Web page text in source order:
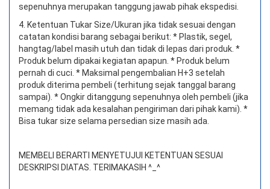
sepenuhnya merupakan tanggung jawab pihak ekspedisi.
4. Ketentuan Tukar Size/Ukuran jika tidak sesuai dengan
catatan kondisi barang sebagai berikut: * Plastik, segel,
hangtag/label masih utuh dan tidak di lepas dari produk. *
Produk belum dipakai kegiatan apapun. * Produk belum
pernah di cuci. * Maksimal pengembalian H+3 setelah
produk diterima pembeli (terhitung sejak tanggal barang
sampai). * Ongkir ditanggung sepenuhnya oleh pembeli (jika
memang tidak ada kesalahan pengiriman dari pihak kami). *
Bisa tukar size selama persedian size masih ada.
MEMBELI BERARTI MENYETUJUI KETENTUAN SESUAI
DESKRIPSI DIATAS. TERIMAKASIH ^_^